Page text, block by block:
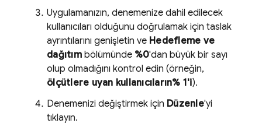
Uygulamanızın, denemenize dahil edilecek
kullanıcıları olduğunu doğrulamak için taslak
ayrıntılarını genişletin ve Hedefleme ve
dağıtımbölümünde %0'dan büyük bir sayı
olup olmadığını kontrol edin (örneğin,
ölçütlere uyan kullanıcıların% 1'i).
Denemenizi değiştirmek için Düzenle'yi
tıklayın.